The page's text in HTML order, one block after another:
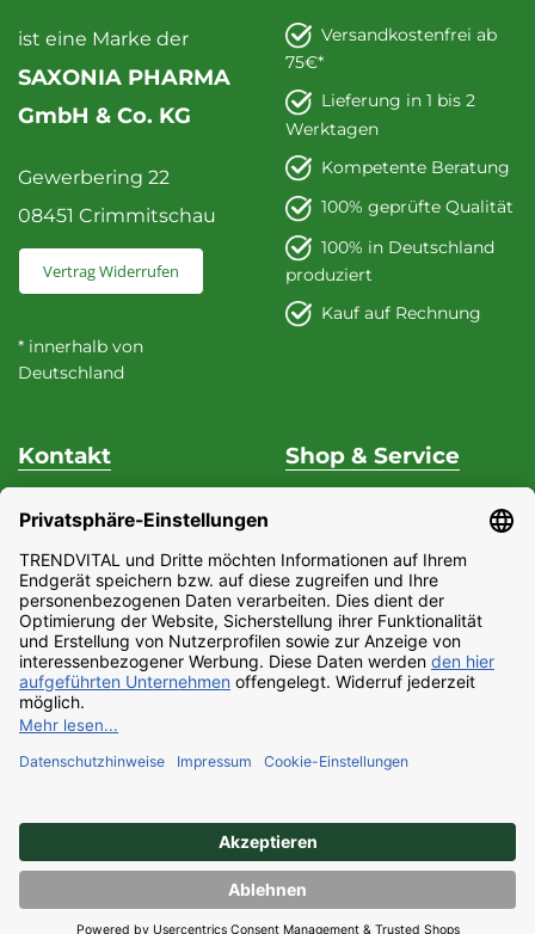
ist eine Marke der
SAXONIA PHARMA
GmbH & Co. KG
Gewerbering 22
08451 Crimmitschau
Vertrag Widerrufen
* innerhalb von
Deutschland
Versandkostenfrei ab
75€*
Lieferung in 1 bis 2
Werktagen
Kompetente Beratung
100% geprüfte Qualität
100% in Deutschland
produziert
Kauf auf Rechnung
Kontakt
Unterstützung & Beratung
Fon +49 (0) 37 62 / 95 71 25
Fax+49 (0) 37 62 / 95 71 29
Mo - Do9:00 Uhr - 15:00
Uhr
Fr9:00 Uhr - 13:00 Uhr
E-Mail:
service@trendvital.de
Shop & Service
Datenschutz
Widerrufsrecht
Impressum
Partnerprogramm
Copyright © 2022 Trendvital.de, Inc. All rights reserved.